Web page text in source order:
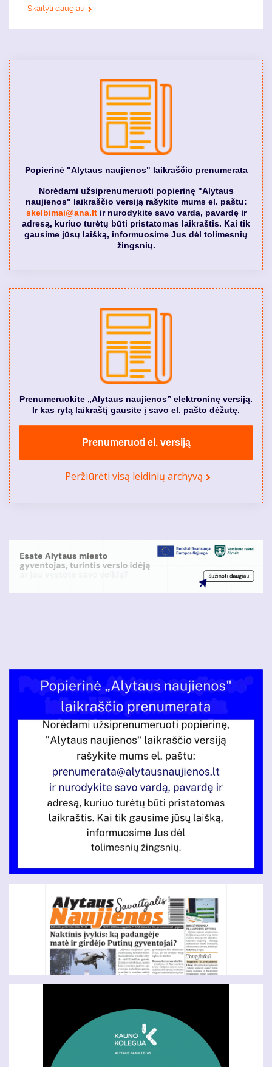
Skaityti daugiau
Popierinė "Alytaus naujienos" laikraščio prenumerata
Norėdami užsiprenumeruoti popierinę "Alytaus
naujienos" laikraščio versiją rašykite mums el. paštu:
skelbimai@ana.ltir nurodykite savo vardą, pavardę ir
adresą, kuriuo turėtų būti pristatomas laikraštis. Kai tik
gausime jūsų laišką, informuosime Jus dėl tolimesnių
žingsnių.
Prenumeruokite „Alytaus naujienos” elektroninę versiją.
Ir kas rytą laikraštį gausite į savo el. pašto dėžutę.
Prenumeruoti el. versiją
Peržiūrėti visą leidinių archyvą